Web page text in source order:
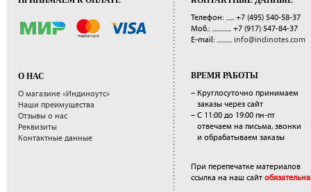
О НАС
О магазине «Индиноутс»
Наши преимущества
Отзывы о нас
Реквизиты
Контактные данные
Телефон: ...... +7 (495) 540-58-37
Моб.: .............. +7 (917) 547-84-37
E-mail: ........... info@indinotes.com
ВРЕМЯ РАБОТЫ
– Круглосуточно принимаем
заказы через сайт
– С 11:00 до 19:00 пн-пт
отвечаем на письма, звонки
и обрабатываем заказы
При перепечатке материалов
ссылка на наш сайт обязательна.